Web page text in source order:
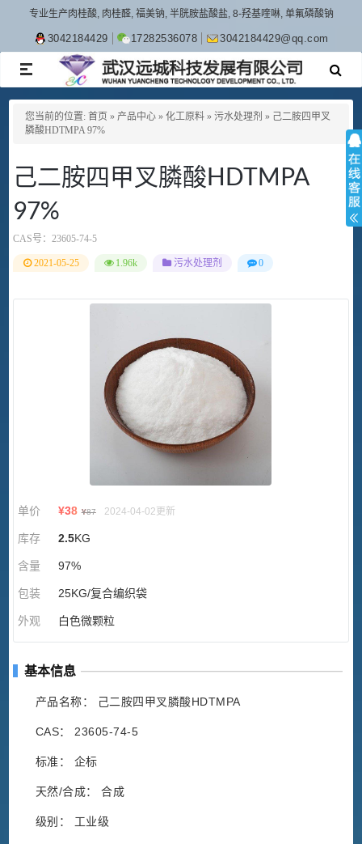
专业生产肉桂酸, 肉桂醛, 福美钠, 半胱胺盐酸盐, 8-羟基喹啉, 单氟磷酸钠
3042184429 17282536078 3042184429@qq.com
TOGGLE
NAVIGATION
您当前的位置: 首页 » 产品中心 » 化工原料 » 污水处理剂 » 己二胺四甲叉
膦酸HDTMPA 97%
己二胺四甲叉膦酸HDTMPA
97%
CAS号： 23605-74-5
2021-05-25 1.96k 污水处理剂 0
单价 ¥38 ¥87 2024-04-02更新
库存 2.5KG
含量 97%
包装 25KG/复合编织袋
外观 白色微颗粒
基本信息
产品名称： 己二胺四甲叉膦酸HDTMPA
CAS： 23605-74-5
标准： 企标
天然/合成： 合成
级别： 工业级